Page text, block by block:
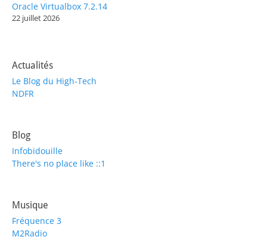
Oracle Virtualbox 7.2.14
22 juillet 2026
Actualités
Le Blog du High-Tech
NDFR
Blog
Infobidouille
There's no place like ::1
Musique
Fréquence 3
M2Radio